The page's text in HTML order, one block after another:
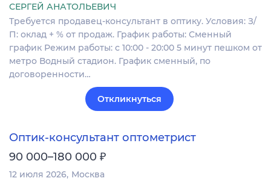
СЕРГЕЙ АНАТОЛЬЕВИЧ
Требуется продавец-консультант в оптику. Условия: З/
П: оклад + % от продаж. График работы: Сменный
график Режим работы: с 10:00 - 20:00 5 минут пешком от
метро Водный стадион. График сменный, по
договоренности…
Откликнуться
Оптик-консультант оптометрист
90 000–180 000 ₽
12 июля 2026 Москва